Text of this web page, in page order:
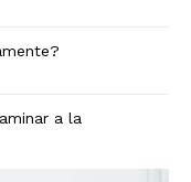
a la